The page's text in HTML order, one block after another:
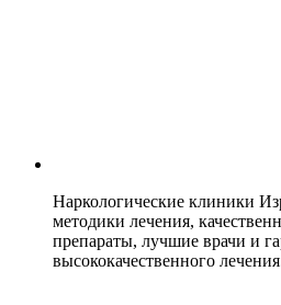
Наркологические клиники
методики лечения,
препараты, лучшие врачи и
высококачественного